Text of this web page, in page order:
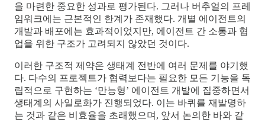
을 마련한 중요한 성과로 평가된다. 그러나 버추얼의 프레
임워크에는 근본적인 한계가 존재했다. 개별 에이전트의
개발과 배포에는 효과적이었지만, 에이전트 간 소통과 협
업을 위한 구조가 고려되지 않았던 것이다.
이러한 구조적 제약은 생태계 전반에 여러 문제를 야기했
다. 다수의 프로젝트가 협력보다는 필요한 모든 기능을 독
립적으로 구현하는 ‘만능형’ 에이전트 개발에 집중하면서
생태계의 사일로화가 진행되었다. 이는 바퀴를 재발명하
는 것과 같은 비효율을 초래했으며, 앞서 논의한 바와 같